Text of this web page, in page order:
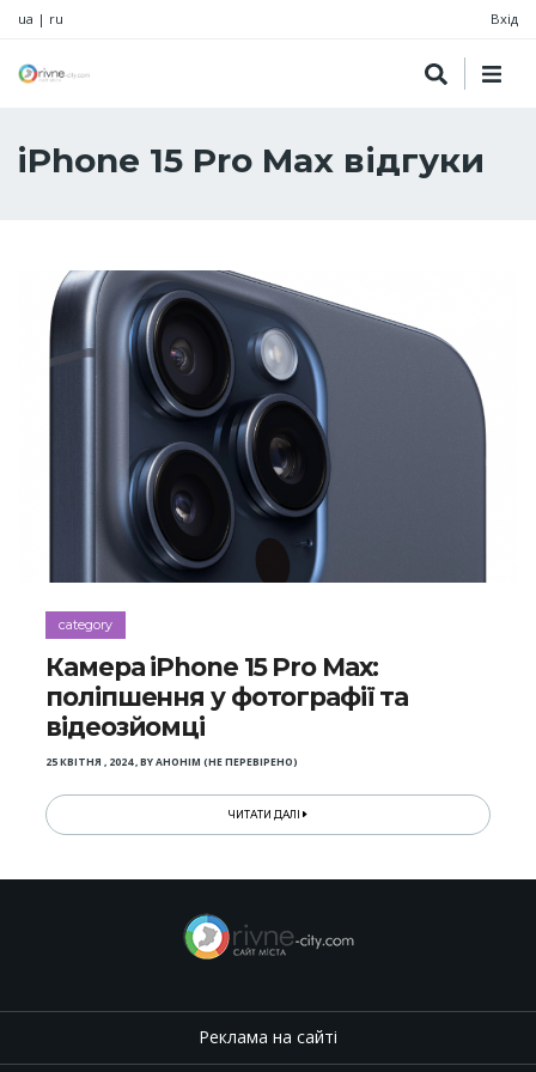
ua | ru Вхід
iPhone 15 Pro Max відгуки
category
Камера iPhone 15 Pro Max:
поліпшення у фотографії та
відеозйомці
25 КВІТНЯ , 2024,BYАНОНІМ (НЕ ПЕРЕВІРЕНО)
ЧИТАТИ ДАЛІ
Реклама на сайті